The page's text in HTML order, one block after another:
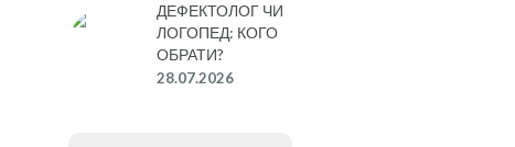
ДЕФЕКТОЛОГ ЧИ
ЛОГОПЕД: КОГО
ОБРАТИ?
28.07.2026